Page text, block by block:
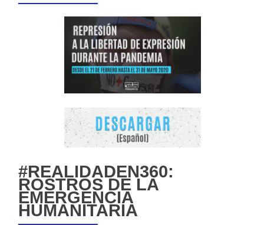
#REALIDADEN360:
ROSTROS DE LA
EMERGENCIA
HUMANITARIA